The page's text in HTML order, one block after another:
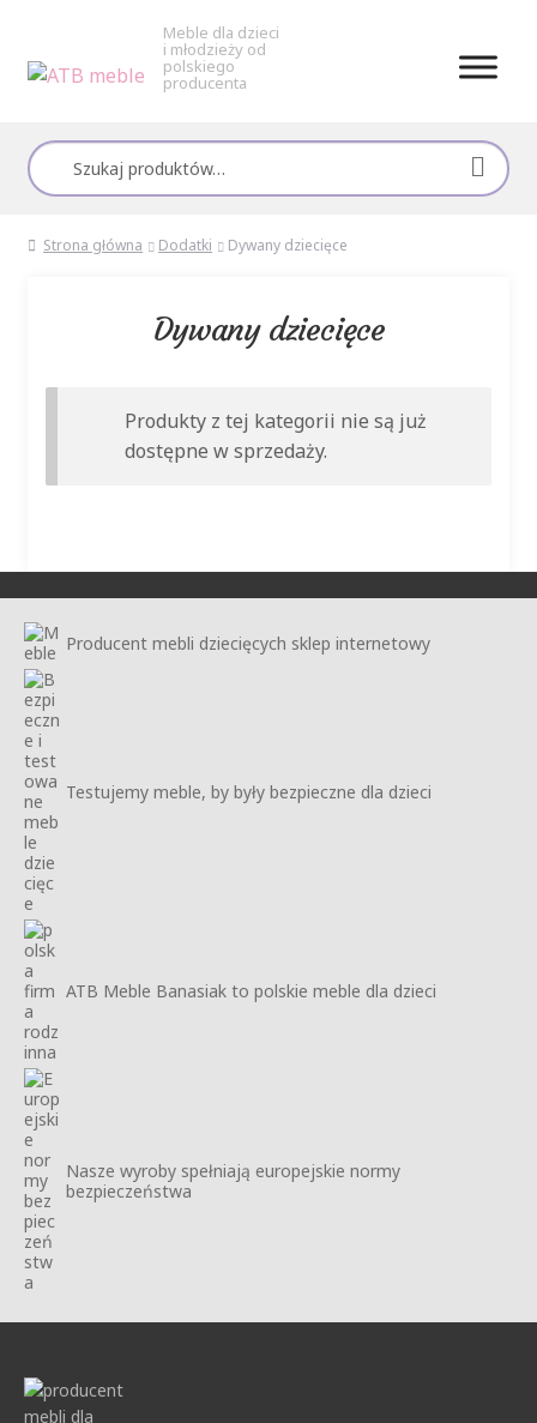
nawigacji
treści
Meble dla dzieci
i młodzieży od
polskiego
producenta
Szukaj:
Strona główna Dodatki Dywany dziecięce
Dywany dziecięce
Produkty z tej kategorii nie są już
dostępne w sprzedaży.
Producent mebli dziecięcych sklep internetowy
Testujemy meble, by były bezpieczne dla dzieci
ATB Meble Banasiak to polskie meble dla dzieci
Nasze wyroby spełniają europejskie normy
bezpieczeństwa